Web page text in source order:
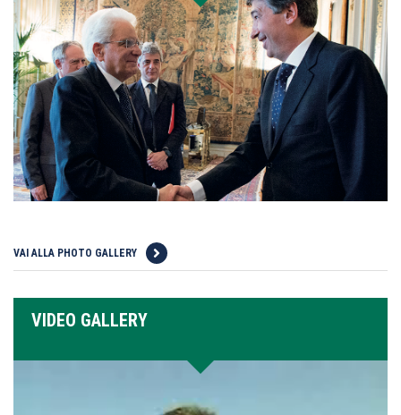
VAI ALLA PHOTO GALLERY
VIDEO GALLERY